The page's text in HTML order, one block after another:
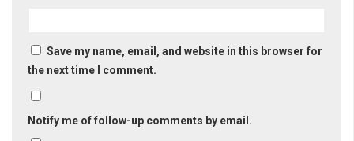
Save my name, email, and website in this browser for
the next time I comment.
Notify me of follow-up comments by email.